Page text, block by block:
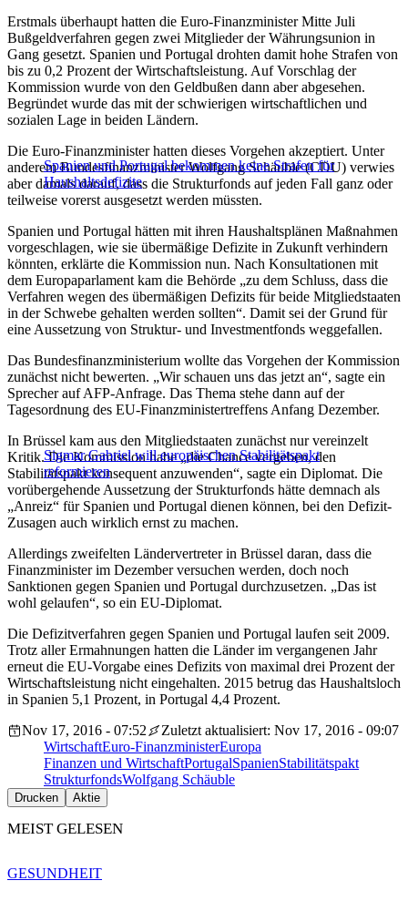
Erstmals überhaupt hatten die Euro-Finanzminister Mitte Juli
Bußgeldverfahren gegen zwei Mitglieder der Währungsunion in
Gang gesetzt. Spanien und Portugal drohten damit hohe Strafen von
bis zu 0,2 Prozent der Wirtschaftsleistung. Auf Vorschlag der
Kommission wurde von den Geldbußen dann aber abgesehen.
Begründet wurde das mit der schwierigen wirtschaftlichen und
sozialen Lage in beiden Ländern.
Spanien und Portugal bekommen keine Strafen für
Haushaltsdefizite
Die Euro-Finanzminister hatten dieses Vorgehen akzeptiert. Unter
anderem Bundesfinanzminister Wolfgang Schäuble (CDU) verwies
aber damals darauf, dass die Strukturfonds auf jeden Fall ganz oder
teilweise vorerst ausgesetzt werden müssten.
Spanien und Portugal hätten mit ihren Haushaltsplänen Maßnahmen
vorgeschlagen, wie sie übermäßige Defizite in Zukunft verhindern
könnten, erklärte die Kommission nun. Nach Konsultationen mit
dem Europaparlament kam die Behörde „zu dem Schluss, dass die
Verfahren wegen des übermäßigen Defizits für beide Mitgliedstaaten
in der Schwebe gehalten werden sollten“. Damit sei der Grund für
eine Aussetzung von Struktur- und Investmentfonds weggefallen.
Das Bundesfinanzministerium wollte das Vorgehen der Kommission
zunächst nicht bewerten. „Wir schauen uns das jetzt an“, sagte ein
Sprecher auf AFP-Anfrage. Das Thema stehe dann auf der
Tagesordnung des EU-Finanzministertreffens Anfang Dezember.
Sigmar Gabriel will europäischen Stabilitätspakt
reformieren
In Brüssel kam aus den Mitgliedstaaten zunächst nur vereinzelt
Kritik. Die Kommission habe „die Chance vergeben, den
Stabilitätspakt konsequent anzuwenden“, sagte ein Diplomat. Die
vorübergehende Aussetzung der Strukturfonds hätte demnach als
„Anreiz“ für Spanien und Portugal dienen können, bei den Defizit-
Zusagen auch wirklich ernst zu machen.
Allerdings zweifelten Ländervertreter in Brüssel daran, dass die
Finanzminister im Dezember versuchen werden, doch noch
Sanktionen gegen Spanien und Portugal durchzusetzen. „Das ist
wohl gelaufen“, so ein EU-Diplomat.
Die Defizitverfahren gegen Spanien und Portugal laufen seit 2009.
Trotz aller Ermahnungen hatten die Länder im vergangenen Jahr
erneut die EU-Vorgabe eines Defizits von maximal drei Prozent der
Wirtschaftsleistung nicht eingehalten. 2015 betrug das Haushaltsloch
in Spanien 5,1 Prozent, in Portugal 4,4 Prozent.
Nov 17, 2016 - 07:52
Zuletzt aktualisiert: Nov 17, 2016 - 09:07
WirtschaftEuro-FinanzministerEuropa
Finanzen und WirtschaftPortugalSpanienStabilitätspakt
StrukturfondsWolfgang Schäuble
Drucken Aktie
MEIST GELESEN
GESUNDHEIT